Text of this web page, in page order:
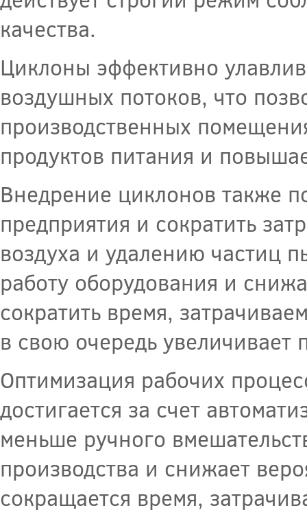
качества.
Циклоны эффективно
воздушных потоков, что
производственных
продуктов питания и
Внедрение циклонов также
предприятия и сократить
воздуха и удалению частиц
работу оборудования и
сократить время,
в свою очередь увеличивает
Оптимизация рабочих
достигается за счет
меньше ручного
производства и снижает
сокращается время,